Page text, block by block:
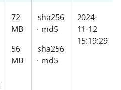
72
MB
56
MB
sha256
· md5
sha256
· md5
2024-
11-12
15:19:29